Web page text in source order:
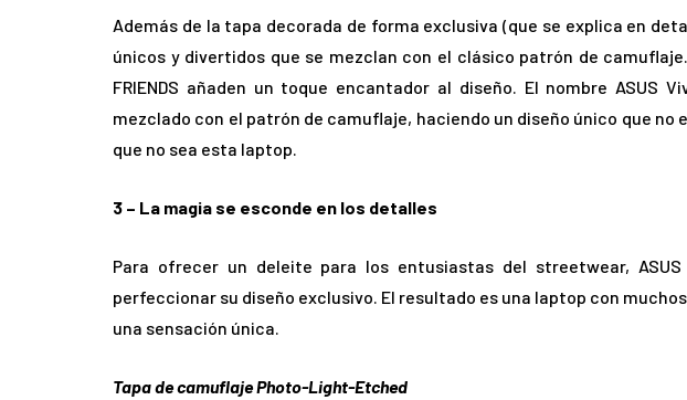
Además de la tapa decorada de forma exclusiva (que se explica en
únicos y divertidos que se mezclan con el clásico patrón de camuflaje.
FRIENDS añaden un toque encantador al diseño. El nombre ASUS
mezclado con el patrón de camuflaje, haciendo un diseño único que
que no sea esta laptop.
3 – La magia se esconde en los detalles
Para ofrecer un deleite para los entusiastas del streetwear,
perfeccionar su diseño exclusivo. El resultado es una laptop con
una sensación única.
Tapa de camuflaje Photo-Light-Etched